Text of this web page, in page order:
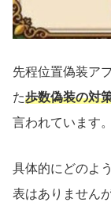
先程位置偽装ア
た歩数偽装の対
言われています。
具体的にどのよ
表はありません